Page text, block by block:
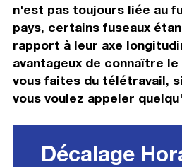
n'est pas toujours liée au
pays, certains fuseaux
rapport à leur axe
avantageux de connaître
vous faites du télétravail,
vous voulez appeler
Décalage